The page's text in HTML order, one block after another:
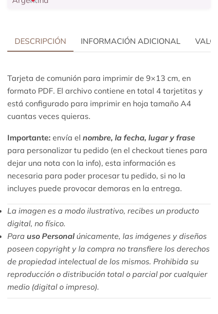
DESCRIPCIÓN INFORMACIÓN ADICIONAL
Tarjeta de comunión para imprimir de 9×13 cm, en
formato PDF. El archivo contiene en total 4 tarjetitas y
está configurado para imprimir en hoja tamaño A4
cuantas veces quieras.
Importante: envía el nombre, la fecha, lugar y frase
para personalizar tu pedido (en el checkout tienes para
dejar una nota con la info), esta información es
necesaria para poder procesar tu pedido, si no la
incluyes puede provocar demoras en la entrega.
La imagen es a modo ilustrativo, recibes un producto
digital, no físico.
Para uso Personalúnicamente, las imágenes y diseños
poseen copyright y la compra no transfiere los derechos
de propiedad intelectual de los mismos. Prohibida su
reproducción o distribución total o parcial por cualquier
medio (digital o impreso).